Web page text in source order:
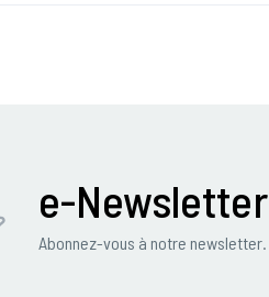
e-Newsletter
Abonnez-vous à notre newsletter.